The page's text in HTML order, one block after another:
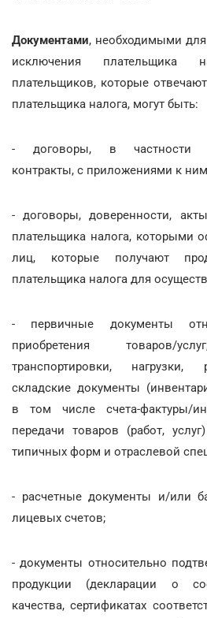
Документами, необходимыми
исключения плательщика
плательщиков, которые
плательщика налога, могут быть:
- договоры, в частности
контракты, с приложениями к
- договоры, доверенности,
плательщика налога, которыми
лиц, которые получают
плательщика налога для
- первичные документы
приобретения товаров/
транспортировки, нагрузки,
складские документы
в том числе счета-фактуры/
передачи товаров (работ,
типичных форм и отраслевой
- расчетные документы и/или
лицевых счетов;
- документы относительно
продукции (декларации о
качества, сертификатах